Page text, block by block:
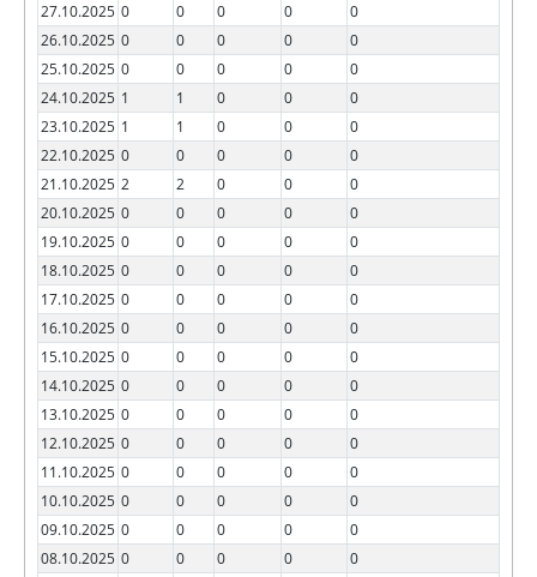
27.10.2025 0 0 0 0
0
26.10.2025 0 0 0 0
0
25.10.2025 0 0 0 0
0
24.10.2025 1 1 0 0
0
23.10.2025 1 1 0 0
0
22.10.2025 0 0 0 0
0
21.10.2025 2 2 0 0
0
20.10.2025 0 0 0 0
0
19.10.2025 0 0 0 0
0
18.10.2025 0 0 0 0
0
17.10.2025 0 0 0 0
0
16.10.2025 0 0 0 0
0
15.10.2025 0 0 0 0
0
14.10.2025 0 0 0 0
0
13.10.2025 0 0 0 0
0
12.10.2025 0 0 0 0
0
11.10.2025 0 0 0 0
0
10.10.2025 0 0 0 0
0
09.10.2025 0 0 0 0
0
08.10.2025 0 0 0 0
0